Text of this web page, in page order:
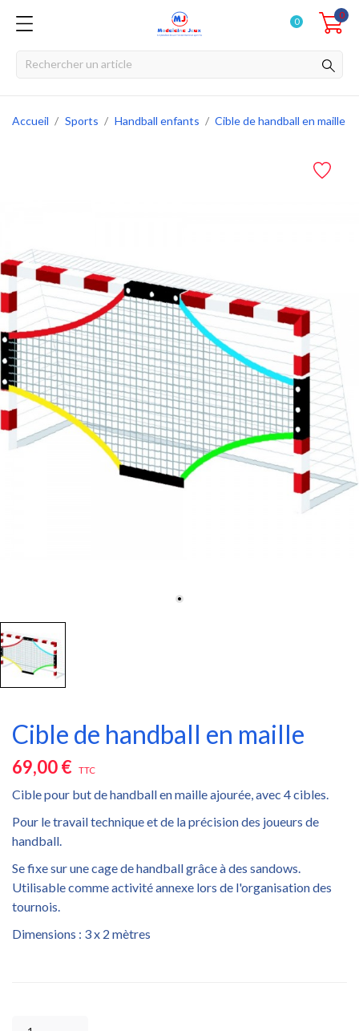
0
0
Accueil Sports Handball enfants Cible de handball en maille
Cible de handball en maille
69,00 € TTC
Cible pour but de handball en maille ajourée, avec 4 cibles.
Pour le travail technique et de la précision des joueurs de
handball.
Se fixe sur une cage de handball grâce à des sandows.
Utilisable comme activité annexe lors de l'organisation des
tournois.
Dimensions : 3 x 2 mètres